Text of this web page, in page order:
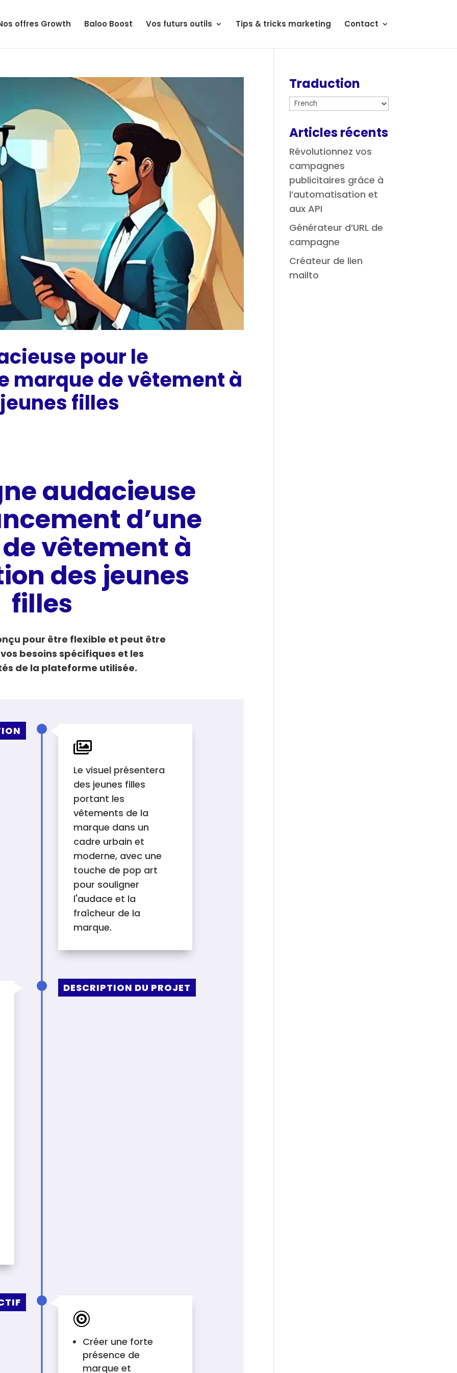
offres Growth Baloo Boost Vos futurs outils Tips & tricks marketing Contact
pour le
marque de vêtement à
filles
audacieuse
d’une
vêtement à
des jeunes
filles
pour être flexible et peut être
besoins spécifiques et les
de la plateforme utilisée.

Le visuel présentera
des jeunes filles
portant les
vêtements de la
marque dans un
cadre urbain et
moderne, avec une
touche de pop art
pour souligner
l'audace et la
fraîcheur de la
marque.
DESCRIPTION DU PROJET

Créer une forte
présence de
marque et
Traduction
Articles récents
Révolutionnez vos
campagnes
publicitaires grâce à
l’automatisation et
aux API
Générateur d’URL de
campagne
Créateur de lien
mailto